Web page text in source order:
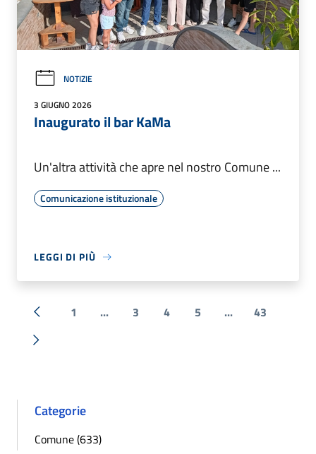
NOTIZIE
3 GIUGNO 2026
Inaugurato il bar KaMa
Un'altra attività che apre nel nostro Comune ...
Comunicazione istituzionale
LEGGI DI PIÙ
« Precedente
1 ... 3 4 5 ... 43
Successiva »
Categorie
Comune (633)